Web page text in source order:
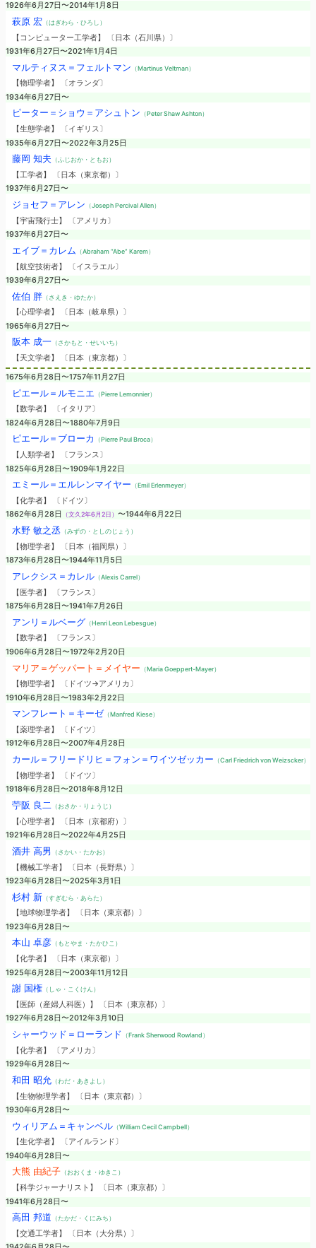
1926年6月27日〜2014年1月8日
萩原 宏（はぎわら・ひろし）
【コンピューター工学者】 〔日本（石川県）〕
1931年6月27日〜2021年1月4日
マルティヌス＝フェルトマン （Martinus Veltman）
【物理学者】 〔オランダ〕
1934年6月27日〜
ピーター＝ショウ＝アシュトン （Peter Shaw Ashton）
【生態学者】 〔イギリス〕
1935年6月27日〜2022年3月25日
藤岡 知夫 （ふじおか・ともお）
【工学者】 〔日本（東京都）〕
1937年6月27日〜
ジョセフ＝アレン （Joseph Percival Allen）
【宇宙飛行士】 〔アメリカ〕
1937年6月27日〜
エイブ＝カレム （Abraham “Abe” Karem）
【航空技術者】 〔イスラエル〕
1939年6月27日〜
佐伯 胖（さえき・ゆたか）
【心理学者】 〔日本（岐阜県）〕
1965年6月27日〜
阪本 成一（さかもと・せいいち）
【天文学者】 〔日本（東京都）〕
1675年6月28日〜1757年11月27日
ピエール＝ルモニエ （Pierre Lemonnier）
【数学者】 〔イタリア〕
1824年6月28日〜1880年7月9日
ピエール＝ブローカ （Pierre Paul Broca）
【人類学者】 〔フランス〕
1825年6月28日〜1909年1月22日
エミール＝エルレンマイヤー （Emil Erlenmeyer）
【化学者】 〔ドイツ〕
1862年6月28日
（文久2年6月2日） 〜1944年6月22日
水野 敏之丞（みずの・としのじょう）
【物理学者】 〔日本（福岡県）〕
1873年6月28日〜1944年11月5日
アレクシス＝カレル（Alexis Carrel）
【医学者】 〔フランス〕
1875年6月28日〜1941年7月26日
アンリ＝ルベーグ （Henri Leon Lebesgue）
【数学者】 〔フランス〕
1906年6月28日〜1972年2月20日
マリア＝ゲッパート＝メイヤー （Maria Goeppert-Mayer）
【物理学者】 〔ドイツ→アメリカ〕
1910年6月28日〜1983年2月22日
マンフレート＝キーゼ （Manfred Kiese）
【薬理学者】 〔ドイツ〕
1912年6月28日〜2007年4月28日
カール＝フリードリヒ＝フォン＝ワイツゼッカー （Carl Friedrich von Weizscker）
【物理学者】 〔ドイツ〕
1918年6月28日〜2018年8月12日
苧阪 良二 （おさか・りょうじ）
【心理学者】 〔日本（京都府）〕
1921年6月28日〜2022年4月25日
酒井 高男 （さかい・たかお）
【機械工学者】 〔日本（長野県）〕
1923年6月28日〜2025年3月1日
杉村 新（すぎむら・あらた）
【地球物理学者】 〔日本（東京都）〕
1923年6月28日〜
本山 卓彦（もとやま・たかひこ）
【化学者】 〔日本（東京都）〕
1925年6月28日〜2003年11月12日
謝 国権（しゃ・こくけん）
【医師（産婦人科医）】 〔日本（東京都）〕
1927年6月28日〜2012年3月10日
シャーウッド＝ローランド （Frank Sherwood Rowland）
【化学者】 〔アメリカ〕
1929年6月28日〜
和田 昭允（わだ・あきよし）
【生物物理学者】 〔日本（東京都）〕
1930年6月28日〜
ウィリアム＝キャンベル（William Cecil Campbell）
【生化学者】 〔アイルランド〕
1940年6月28日〜
大熊 由紀子（おおくま・ゆきこ）
【科学ジャーナリスト】 〔日本（東京都）〕
1941年6月28日〜
高田 邦道 （たかだ・くにみち）
【交通工学者】 〔日本（大分県）〕